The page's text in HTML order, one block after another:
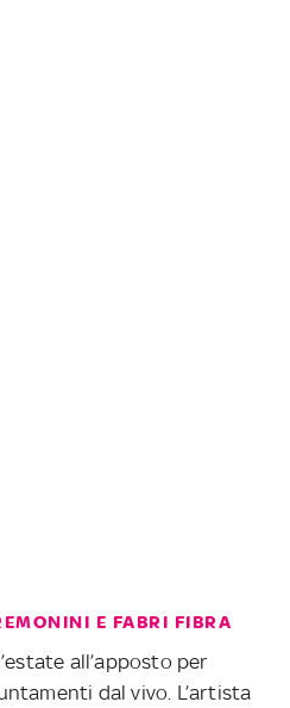
E FABRI FIBRA
all’apposto per
dal vivo. L’artista